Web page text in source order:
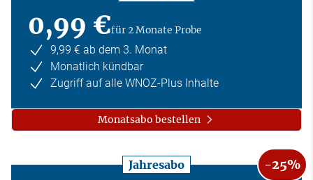
0,99 €für 2 Monate Probe
9,99 € ab dem 3. Monat
Monatlich kündbar
Zugriff auf alle WNOZ-Plus Inhalte
Monatsabo bestellen
Jahresabo -25%